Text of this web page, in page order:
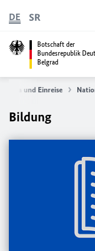
Botschaft der
Bundesrepublik
Belgrad
DE SR
Visa und Einreise
Bildung